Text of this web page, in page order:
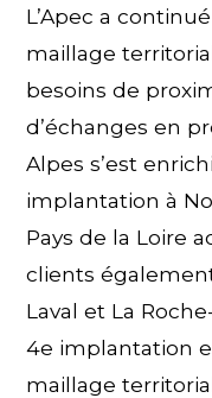
L’Apec a
maillage
besoins de
d’échanges en
Alpes s’est
implantation à
Pays de la Loire
clients
Laval et La
4e implantation
maillage